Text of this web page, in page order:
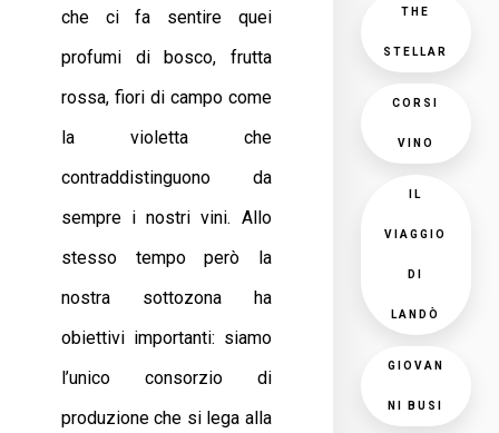
che ci fa sentire quei
profumi di bosco, frutta
rossa, fiori di campo come
la violetta che
contraddistinguono da
sempre i nostri vini. Allo
stesso tempo però la
nostra sottozona ha
obiettivi importanti: siamo
l’unico consorzio di
produzione che si lega alla
THE
STELLAR
CORSI
VINO
IL
VIAGGIO
DI
LANDÒ
GIOVAN
NI BUSI